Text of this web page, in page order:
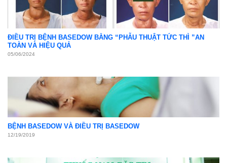
ĐIỀU TRỊ BỆNH BASEDOW BẰNG “PHẪU THUẬT TỨC THÌ ”AN
TOÀN VÀ HIỆU QUẢ
05/06/2024
BỆNH BASEDOW VÀ ĐIỀU TRỊ BASEDOW
12/19/2019